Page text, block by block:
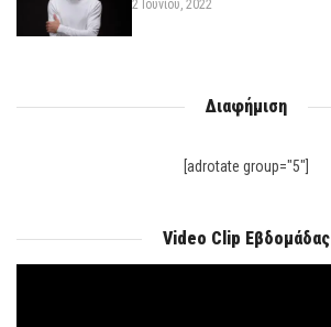
2 Ιουνίου, 2022
Διαφήμιση
[adrotate group="5"]
Video Clip Εβδομάδας